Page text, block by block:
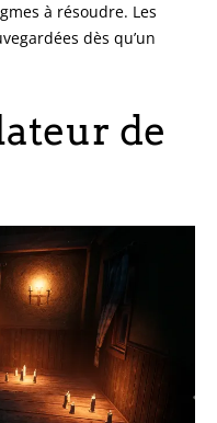
à résoudre. Les
dès qu’un
de